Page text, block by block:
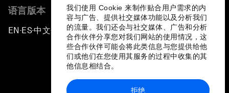
我们使用 Cookie 来制作贴合用户需求的内
容与广告、提供社交媒体功能以及分析我们
的流量。我们还会与社交媒体、广告和分析
合作伙伴分享您对我们网站的使用情况，这
些合作伙伴可能会将此类信息与您提供给他
们或他们在您使用其服务的过程中收集的其
他信息相结合。
拒绝
语言版本
EN ▪ ES▪中文▪ 日本語